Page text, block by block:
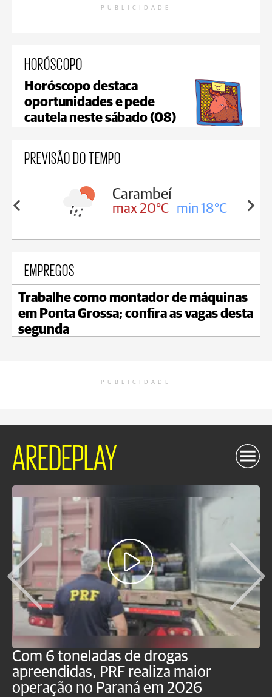
PUBLICIDADE
HORÓSCOPO
Horóscopo destaca
oportunidades e pede
cautela neste sábado (08)
PREVISÃO DO TEMPO
18°C
Carambeí
max 20°C min 18°C
EMPREGOS
Trabalhe como montador de máquinas
em Ponta Grossa; confira as vagas desta
segunda
PUBLICIDADE
AREDEPLAY
Com 6 toneladas de drogas
apreendidas, PRF realiza maior
operação no Paraná em 2026